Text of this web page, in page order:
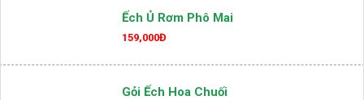
Ếch Ủ Rơm Phô Mai
159,000Đ
Gỏi Ếch Hoa Chuối